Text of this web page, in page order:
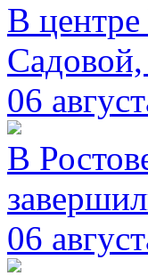
В центре
06
В
06